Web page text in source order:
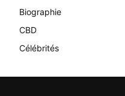
Biographie
CBD
Célébrités